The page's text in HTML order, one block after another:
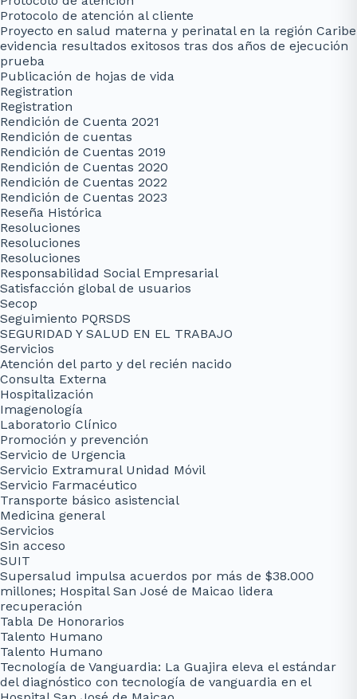
Protocolo de atención al cliente
Proyecto en salud materna y perinatal en la región Caribe
evidencia resultados exitosos tras dos años de ejecución
prueba
Publicación de hojas de vida
Registration
Registration
Rendición de Cuenta 2021
Rendición de cuentas
Rendición de Cuentas 2019
Rendición de Cuentas 2020
Rendición de Cuentas 2022
Rendición de Cuentas 2023
Reseña Histórica
Resoluciones
Resoluciones
Resoluciones
Responsabilidad Social Empresarial
Satisfacción global de usuarios
Secop
Seguimiento PQRSDS
SEGURIDAD Y SALUD EN EL TRABAJO
Servicios
Atención del parto y del recién nacido
Consulta Externa
Hospitalización
Imagenología
Laboratorio Clínico
Promoción y prevención
Servicio de Urgencia
Servicio Extramural Unidad Móvil
Servicio Farmacéutico
Transporte básico asistencial
Medicina general
Servicios
Sin acceso
SUIT
Supersalud impulsa acuerdos por más de $38.000
millones; Hospital San José de Maicao lidera
recuperación
Tabla De Honorarios
Talento Humano
Talento Humano
Tecnología de Vanguardia: La Guajira eleva el estándar
del diagnóstico con tecnología de vanguardia en el